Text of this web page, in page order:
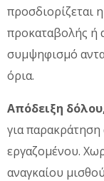
προσδιορίζεται
προκαταβολής ή
συμψηφισμό
όρια.
Απόδειξη
για παρακράτηση
εργαζομένου.
αναγκαίου